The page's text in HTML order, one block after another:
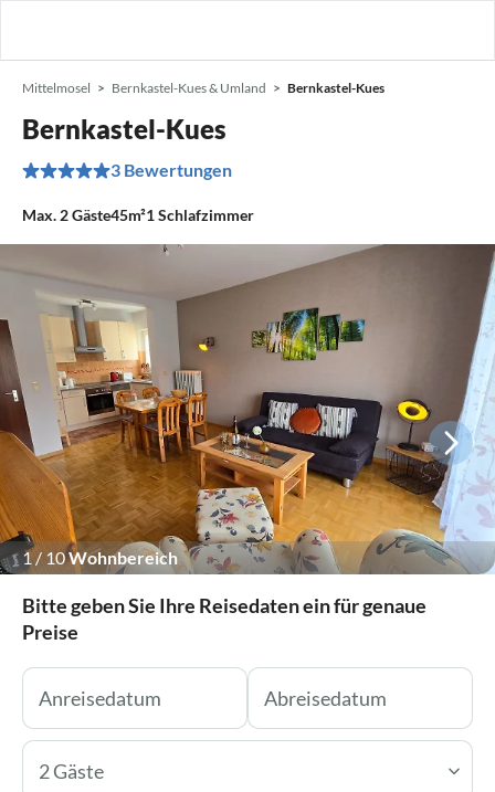
Mittelmosel Bernkastel-Kues & Umland Bernkastel-Kues
Bernkastel-Kues
3 Bewertungen
Max. 2Gäste45m²1Schlafzimmer
1/10Wohnbereich
Bitte geben Sie Ihre Reisedaten ein für genaue
Preise
2 Gäste